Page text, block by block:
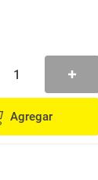
Agregar